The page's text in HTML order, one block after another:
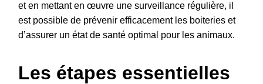
et en mettant en œuvre une surveillance régulière, il
est possible de prévenir efficacement les boiteries et
d’assurer un état de santé optimal pour les animaux.
Les étapes essentielles